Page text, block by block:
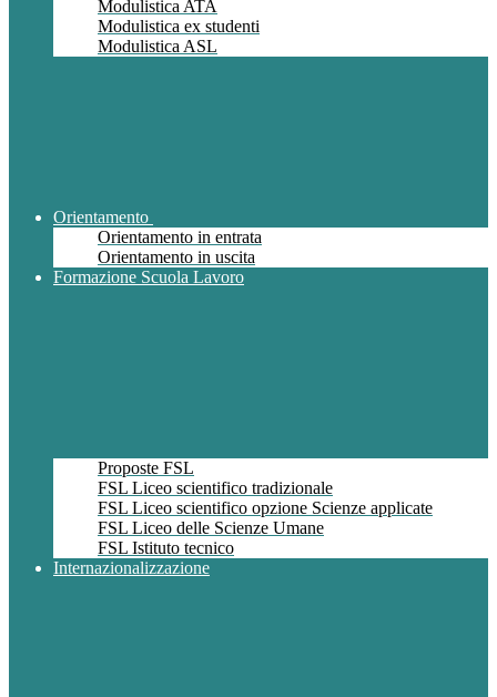
Modulistica ATA
Modulistica ex studenti
Modulistica ASL
Orientamento
Orientamento in entrata
Orientamento in uscita
Formazione Scuola Lavoro
Proposte FSL
FSL Liceo scientifico tradizionale
FSL Liceo scientifico opzione Scienze applicate
FSL Liceo delle Scienze Umane
FSL Istituto tecnico
Internazionalizzazione